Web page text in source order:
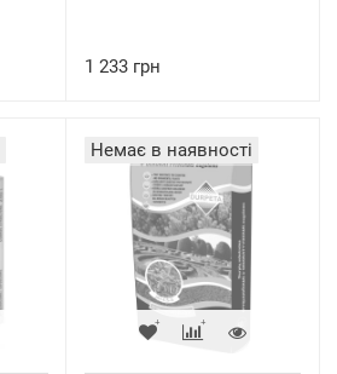
1 233 грн
Немає в наявності